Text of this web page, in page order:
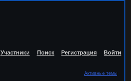
Участники Поиск Регистрация Войти
Активные темы